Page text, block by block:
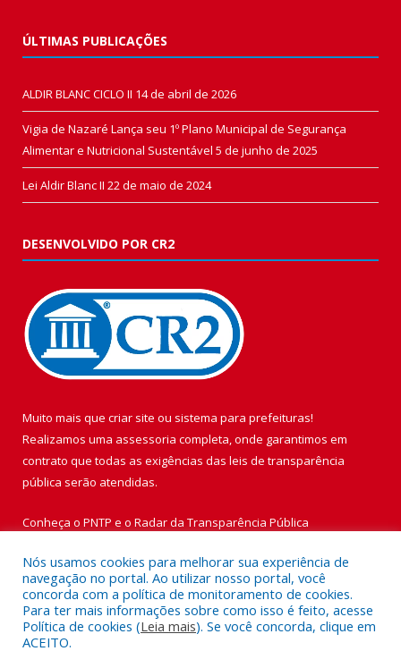
ÚLTIMAS PUBLICAÇÕES
ALDIR BLANC CICLO II 14 de abril de 2026
Vigia de Nazaré Lança seu 1º Plano Municipal de Segurança
Alimentar e Nutricional Sustentável 5 de junho de 2025
Lei Aldir Blanc II 22 de maio de 2024
DESENVOLVIDO POR CR2
Muito mais que criar site ou sistema para prefeituras!
Realizamos uma assessoria completa, onde garantimos em
contrato que todas as exigências das leis de transparência
pública serão atendidas.
Conheça o PNTP e o Radar da Transparência Pública
Todos os direitos reservados a Prefeitura Municipal de Vigia de
Nazaré.
Nós usamos cookies para melhorar sua experiência de
navegação no portal. Ao utilizar nosso portal, você
concorda com a política de monitoramento de cookies.
Para ter mais informações sobre como isso é feito, acesse
Política de cookies (Leia mais). Se você concorda, clique em
ACEITO.